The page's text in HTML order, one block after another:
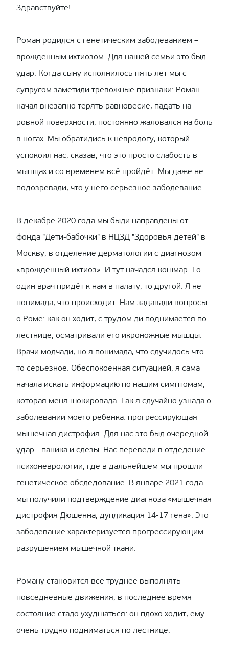
Здравствуйте!
Роман родился с генетическим заболеванием –
врождённым ихтиозом. Для нашей семьи это был
удар. Когда сыну исполнилось пять лет мы с
супругом заметили тревожные признаки: Роман
начал внезапно терять равновесие, падать на
ровной поверхности, постоянно жаловался на боль
в ногах. Мы обратились к неврологу, который
успокоил нас, сказав, что это просто слабость в
мышцах и со временем всё пройдёт. Мы даже не
подозревали, что у него серьезное заболевание.
В декабре 2020 года мы были направлены от
фонда "Дети-бабочки" в НЦЗД "Здоровья детей" в
Москву, в отделение дерматологии с диагнозом
«врождённый ихтиоз». И тут начался кошмар. То
один врач придёт к нам в палату, то другой. Я не
понимала, что происходит. Нам задавали вопросы
о Роме: как он ходит, с трудом ли поднимается по
лестнице, осматривали его икроножные мышцы.
Врачи молчали, но я понимала, что случилось что-
то серьезное. Обеспокоенная ситуацией, я сама
начала искать информацию по нашим симптомам,
которая меня шокировала. Так я случайно узнала о
заболевании моего ребенка: прогрессирующая
мышечная дистрофия. Для нас это был очередной
удар - паника и слёзы. Нас перевели в отделение
психоневрологии, где в дальнейшем мы прошли
генетическое обследование. В январе 2021 года
мы получили подтверждение диагноза «мышечная
дистрофия Дюшенна, дупликация 14-17 гена». Это
заболевание характеризуется прогрессирующим
разрушением мышечной ткани.
Роману становится всё труднее выполнять
повседневные движения, в последнее время
состояние стало ухудшаться: он плохо ходит, ему
очень трудно подниматься по лестнице.